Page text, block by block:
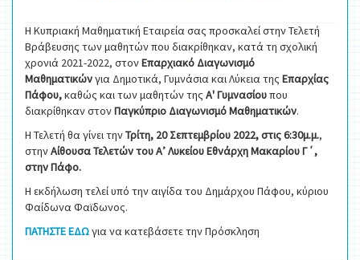
Η Κυπριακή Μαθηματική Εταιρεία σας προσκαλεί στην Τελετή
Βράβευσης των μαθητών που διακρίθηκαν, κατά τη σχολική
χρονιά 2021-2022, στονΕπαρχιακό Διαγωνισμό
Μαθηματικώνγια Δημοτικά, Γυμνάσια και Λύκεια της Επαρχίας
Πάφου,καθώς και των μαθητών της Α' Γυμνασίουπου
διακρίθηκαν στονΠαγκύπριο Διαγωνισμό Μαθηματικών.
Η Τελετή θα γίνει τηνΤρίτη, 20 Σεπτεμβρίου 2022, στις 6:30μ.μ.,
στηνΑίθουσα Τελετών του Α’ Λυκείου Εθνάρχη Μακαρίου Γ΄,
στην Πάφο.
Η εκδήλωση τελεί υπό την αιγίδα του Δημάρχου Πάφου, κύριου
Φαίδωνα Φαϊδωνος.
ΠΑΤΗΣΤΕ ΕΔΩγια να κατεβάσετε την Πρόσκληση